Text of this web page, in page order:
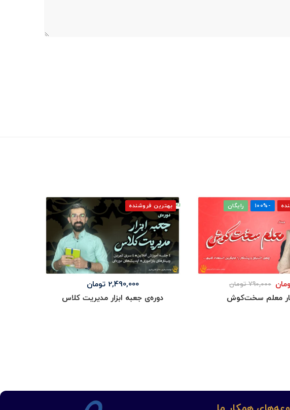
-100% رایگان
790,000 تومان
معلم سخت‌کوش
بهترین فروشنده
2,490,000 تومان
دوره‌ی جعبه ابزار مدیریت کلاس